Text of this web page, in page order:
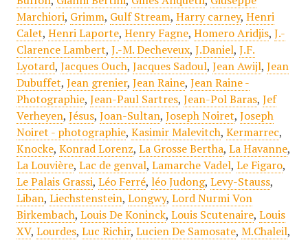
Marchiori, Grimm, Gulf Stream, Harry carney, Henri
Calet, Henri Laporte, Henry Fagne, Homero Aridjis, J.-
Clarence Lambert, J.-M. Decheveux, J.Daniel, J.F.
Lyotard, Jacques Ouch, Jacques Sadoul, Jean Awijl, Jean
Dubuffet, Jean grenier, Jean Raine, Jean Raine -
Photographie, Jean-Paul Sartres, Jean-Pol Baras, Jef
Verheyen, Jésus, Joan-Sultan, Joseph Noiret, Joseph
Noiret - photographie, Kasimir Malevitch, Kermarrec,
Knocke, Konrad Lorenz, La Grosse Bertha, La Havanne,
La Louvière, Lac de genval, Lamarche Vadel, Le Figaro,
Le Palais Grassi, Léo Ferré, léo Judong, Levy-Stauss,
Liban, Liechstenstein, Longwy, Lord Nurmi Von
Birkembach, Louis De Koninck, Louis Scutenaire, Louis
XV, Lourdes, Luc Richir, Lucien De Samosate, M.Chaleil,